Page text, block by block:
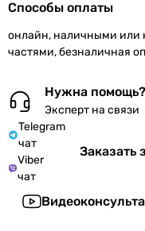
Способы оплаты
онлайн, наличными или
частями, безналичная
Нужна помощь?
Эксперт на связи
Telegram
чат
Viber
чат
Заказать